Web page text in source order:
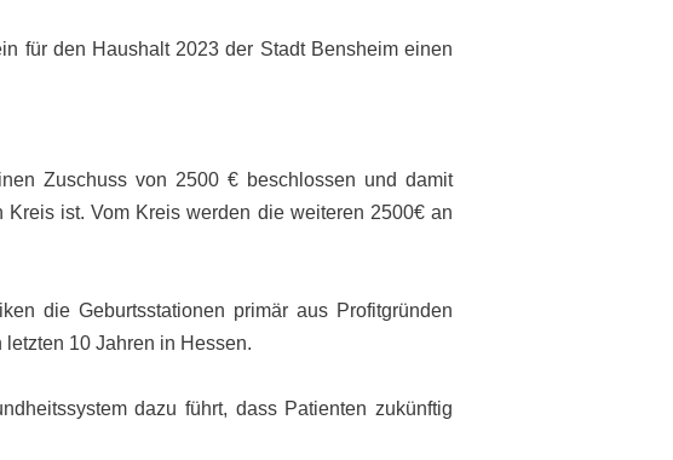
für den Haushalt 2023 der Stadt Bensheim einen
Zuschuss von 2500 € beschlossen und damit
ist. Vom Kreis werden die weiteren 2500€ an
die Geburtsstationen primär aus Profitgründen
10 Jahren in Hessen.
dazu führt, dass Patienten zukünftig